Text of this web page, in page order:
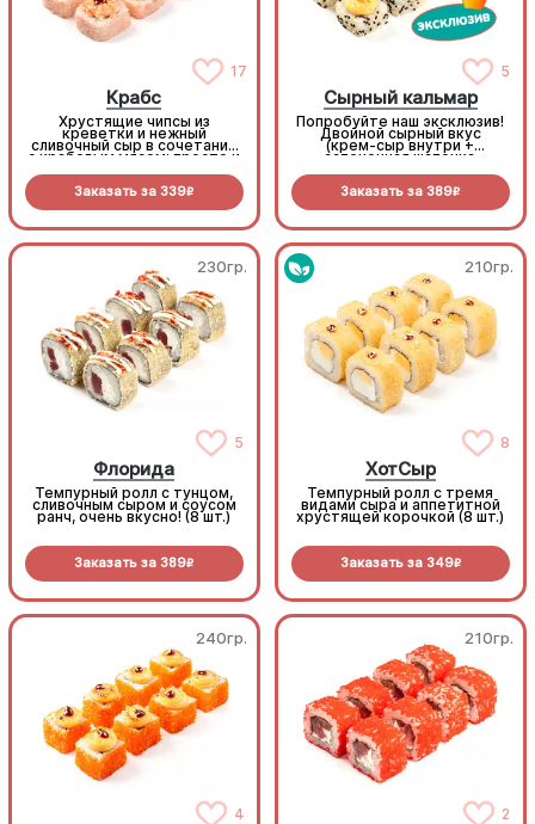
17
Крабс
Хрустящие чипсы из
креветки и нежный
сливочный сыр в сочетании
с крабовым мясом: просто и
Заказать за 339R
5
Сырный кальмар
Попробуйте наш эксклюзив!
Двойной сырный вкус
(крем-сыр внутри +
запеченная шапочка
обволакивает уникальную
начинку из кальмара в
Заказать за 389R
230гр.
5
Флорида
Темпурный ролл с тунцом,
сливочным сыром и соусом
ранч, очень вкусно! (8 шт.)
Заказать за 389R
210гр.
8
ХотСыр
Темпурный ролл с тремя
видами сыра и аппетитной
хрустящей корочкой (8 шт.)
Заказать за 349R
240гр.
4
210гр.
2